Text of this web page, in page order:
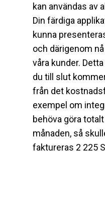
kan användas av
Din färdiga
kunna
och därigenom
våra kunder.
du till slut
från det
exempel om
behöva göra
månaden, så
faktureras 2 225